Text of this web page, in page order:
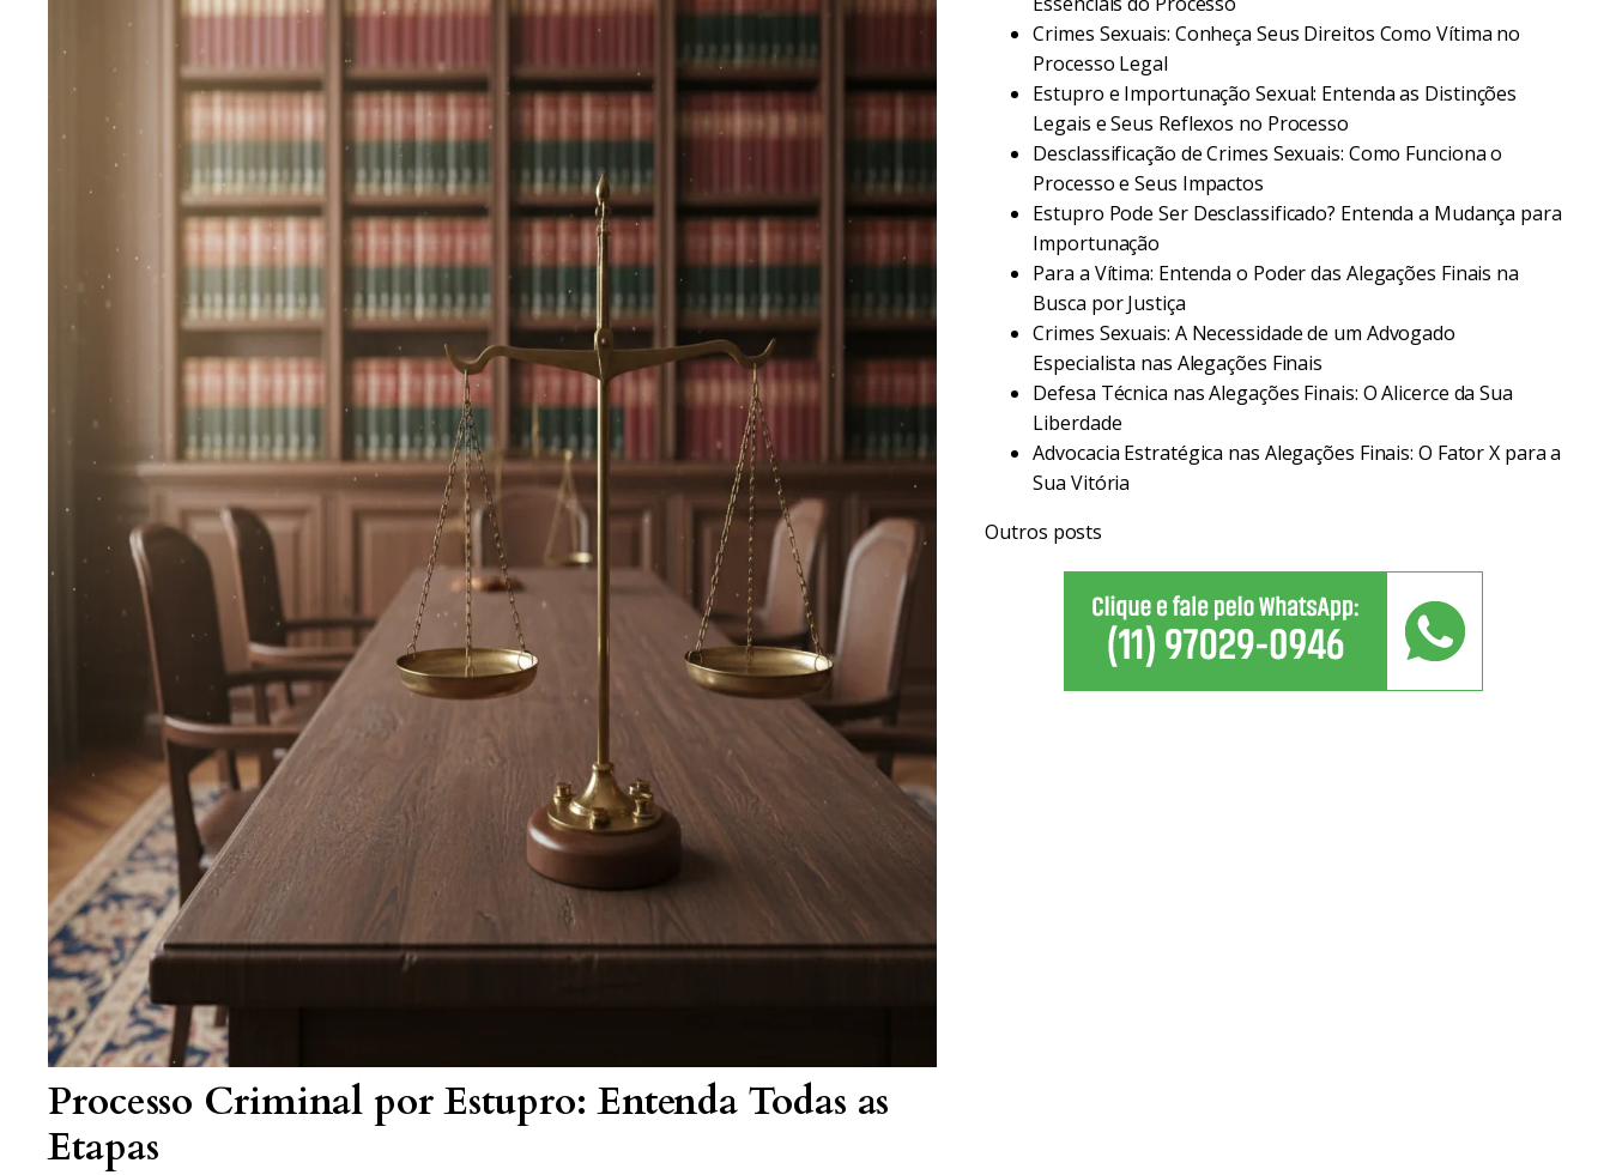
Processo Criminal por Estupro: Entenda Todas as
Etapas
Crimes Sexuais: Conheça Seus Direitos Como Vítima no
Processo Legal
Estupro e Importunação Sexual: Entenda as Distinções
Legais e Seus Reflexos no Processo
Desclassificação de Crimes Sexuais: Como Funciona o
Processo e Seus Impactos
Estupro Pode Ser Desclassificado? Entenda a Mudança para
Importunação
Para a Vítima: Entenda o Poder das Alegações Finais na
Busca por Justiça
Crimes Sexuais: A Necessidade de um Advogado
Especialista nas Alegações Finais
Defesa Técnica nas Alegações Finais: O Alicerce da Sua
Liberdade
Advocacia Estratégica nas Alegações Finais: O Fator X para a
Sua Vitória
Outros posts